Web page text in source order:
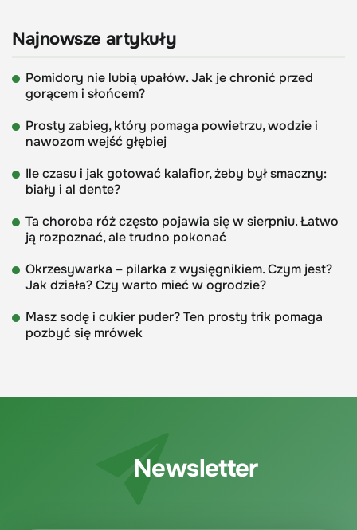
Najnowsze artykuły
Pomidory nie lubią upałów. Jak je chronić przed
gorącem i słońcem?
Prosty zabieg, który pomaga powietrzu, wodzie i
nawozom wejść głębiej
Ile czasu i jak gotować kalafior, żeby był smaczny:
biały i al dente?
Ta choroba róż często pojawia się w sierpniu. Łatwo
ją rozpoznać, ale trudno pokonać
Okrzesywarka – pilarka z wysięgnikiem. Czym jest?
Jak działa? Czy warto mieć w ogrodzie?
Masz sodę i cukier puder? Ten prosty trik pomaga
pozbyć się mrówek
Newsletter